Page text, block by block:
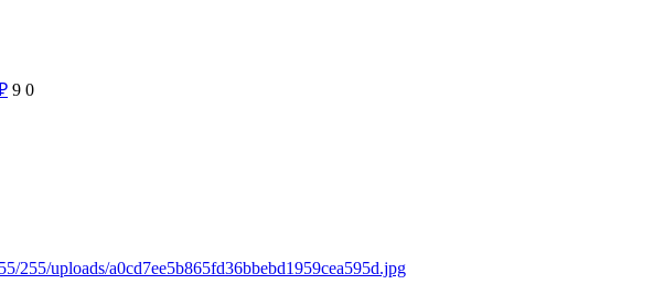
9 0
255/uploads/a0cd7ee5b865fd36bbebd1959cea595d.jpg